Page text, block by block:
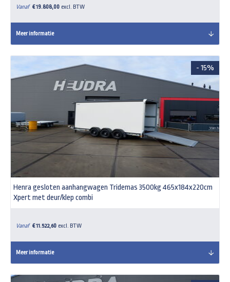
Vanaf € 19.808,00 excl. BTW
Meer informatie
- 15%
Henra gesloten aanhangwagen Tridemas 3500kg 465x184x220cm
Xpert met deur/klep combi
Vanaf € 11.522,60 excl. BTW
Meer informatie